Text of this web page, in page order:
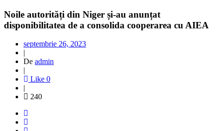
Noile autorități din Niger și-au anunțat
disponibilitatea de a consolida cooperarea cu AIEA
septembrie 26, 2023
|
De admin
|
Like 0
|
240